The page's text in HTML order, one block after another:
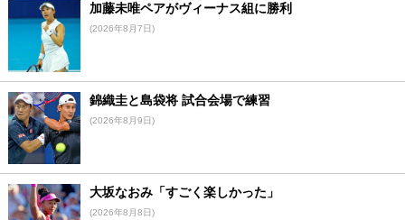
加藤未唯ペアがヴィーナス組に勝利
(2026年8月7日)
錦織圭と島袋将 試合会場で練習
(2026年8月9日)
大坂なおみ「すごく楽しかった」
(2026年8月8日)